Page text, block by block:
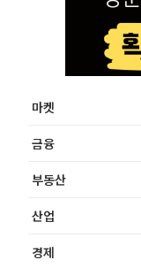
마켓
금융
부동산
산업
경제